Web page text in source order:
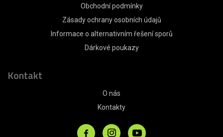
Obchodní podmínky
Zásady ochrany osobních údajů
Informace o alternativním řešení sporů
Dárkové poukazy
Kontakt
O nás
Kontakty